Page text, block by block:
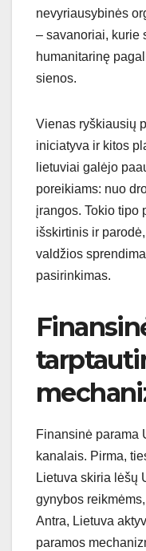
nevyriausybinės
– savanoriai, kurie
humanitarinę
sienos.
Vienas ryškiausių
iniciatyva ir kitos
lietuviai galėjo
poreikiams: nuo
įrangos. Tokio tipo
išskirtinis ir
valdžios
pasirinkimas.
Finansinė parama
kanalais. Pirma,
Lietuva skiria lėšų
gynybos
Antra, Lietuva
paramos